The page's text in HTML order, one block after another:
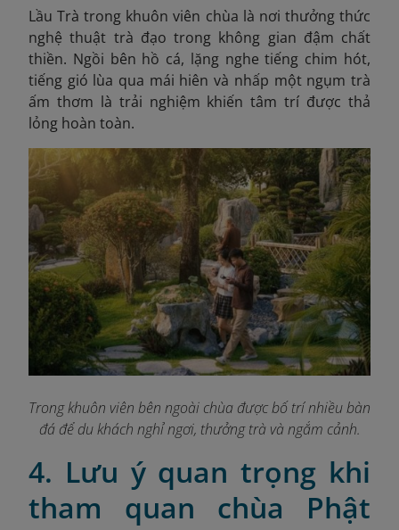
Lầu Trà trong khuôn viên chùa là nơi thưởng thức
nghệ thuật trà đạo trong không gian đậm chất
thiền. Ngồi bên hồ cá, lặng nghe tiếng chim hót,
tiếng gió lùa qua mái hiên và nhấp một ngụm trà
ấm thơm là trải nghiệm khiến tâm trí được thả
lỏng hoàn toàn.
Trong khuôn viên bên ngoài chùa được bố trí nhiều bàn
đá để du khách nghỉ ngơi, thưởng trà và ngắm cảnh.
4. Lưu ý quan trọng khi
tham quan chùa Phật